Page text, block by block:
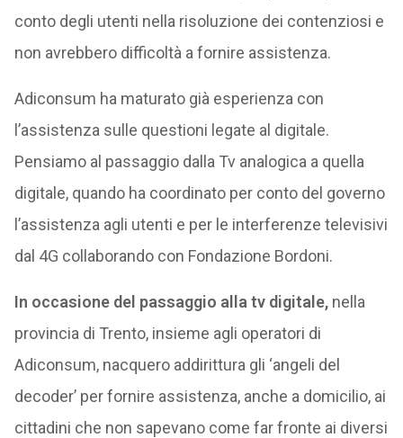
conto degli utenti nella risoluzione dei contenziosi e
non avrebbero difficoltà a fornire assistenza.
Adiconsum ha maturato già esperienza con
l’assistenza sulle questioni legate al digitale.
Pensiamo al passaggio dalla Tv analogica a quella
digitale, quando ha coordinato per conto del governo
l’assistenza agli utenti e per le interferenze televisivi
dal 4G collaborando con Fondazione Bordoni.
In occasione del passaggio alla tv digitale,nella
provincia di Trento, insieme agli operatori di
Adiconsum, nacquero addirittura gli ‘angeli del
decoder’ per fornire assistenza, anche a domicilio, ai
cittadini che non sapevano come far fronte ai diversi